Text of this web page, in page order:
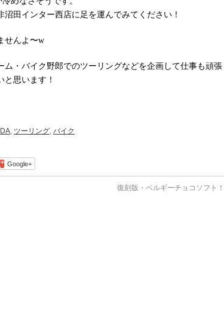
田インター西店に足を運んでみてください！
せんよ〜w
ム・バイク野郎でのツーリングなどを企画して仕事も頑張
と思います！
, ツーリング, バイク
Google+
復刻版・ベルギーチョコソフト！